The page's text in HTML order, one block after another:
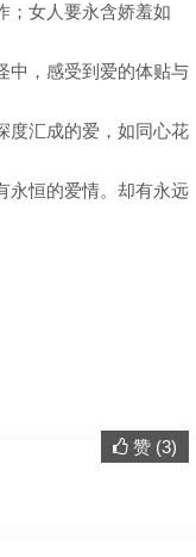
；女人要永含娇羞如
中，感受到爱的体贴与
度汇成的爱，如同心花
永恒的爱情。却有永远
赞 (3)